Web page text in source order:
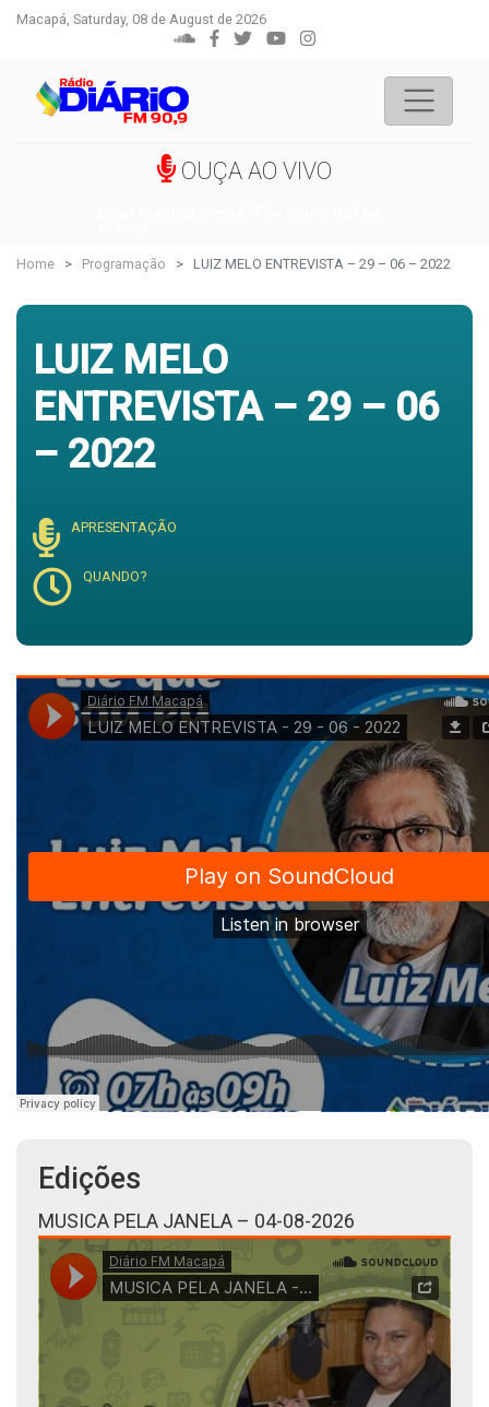
Macapá, Saturday, 08 de August de 2026
OUÇA AO VIVO
Home Programação LUIZ MELO ENTREVISTA – 29 – 06 – 2022
LUIZ MELO
ENTREVISTA – 29 – 06
– 2022
APRESENTAÇÃO
QUANDO?
Edições
MUSICA PELA JANELA – 04-08-2026